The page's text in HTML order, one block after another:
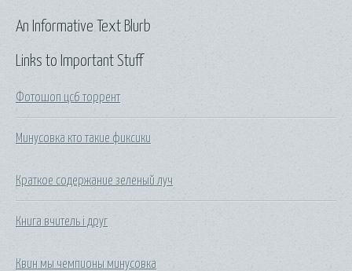
Links to Important Stuff
Фотошоп цс6 торрент
Минусовка кто такие фиксики
Краткое содержание зеленый луч
Книга вчитель і друг
Квин мы чемпионы минусовка
An Informative Text Blurb